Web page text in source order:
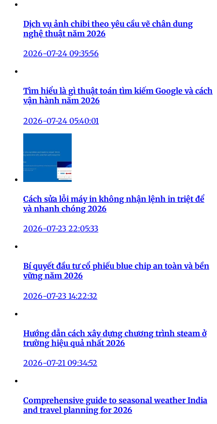
Bình luận
Chưa có bình luận nào. Hãy là người đầu tiên bình luận!
Tin mới nhất
Dịch vụ ảnh chibi theo yêu cầu vẽ chân dung
nghệ thuật năm 2026
Tìm hiểu là gì thuật toán tìm kiếm Google và cách
Cách sửa lỗi máy in không nhận lệnh in triệt để
và nhanh chóng 2026
2026-07-23 22:05:33
Bí quyết đầu tư cổ phiếu blue chip an toàn và bền
vững năm 2026